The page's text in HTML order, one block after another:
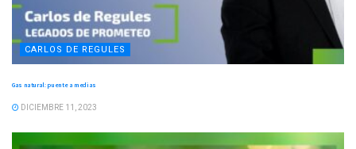
CARLOS DE REGULES
Gas natural: puente a medias
DICIEMBRE 11, 2023